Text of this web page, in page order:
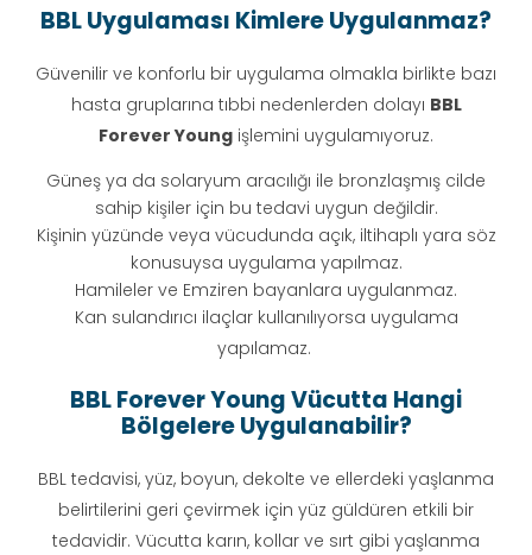
BBL Uygulaması Kimlere Uygulanmaz?
Güvenilir ve konforlu bir uygulama olmakla birlikte bazı
hasta gruplarına tıbbi nedenlerden dolayı BBL
Forever Young işlemini uygulamıyoruz.
Güneş ya da solaryum aracılığı ile bronzlaşmış cilde
sahip kişiler için bu tedavi uygun değildir.
Kişinin yüzünde veya vücudunda açık, iltihaplı yara söz
konusuysa uygulama yapılmaz.
Hamileler ve Emziren bayanlara uygulanmaz.
Kan sulandırıcı ilaçlar kullanılıyorsa uygulama
yapılamaz.
BBL Forever Young Vücutta Hangi
Bölgelere Uygulanabilir?
BBL tedavisi, yüz, boyun, dekolte ve ellerdeki yaşlanma
belirtilerini geri çevirmek için yüz güldüren etkili bir
tedavidir. Vücutta karın, kollar ve sırt gibi yaşlanma